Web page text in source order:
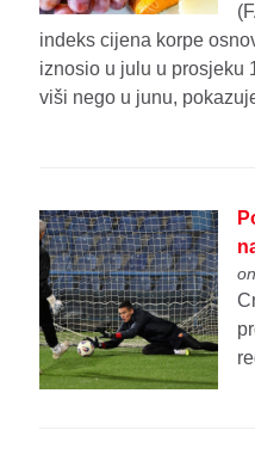
indeks cijena korpe
iznosio u julu u prosjeku
viši nego u junu,